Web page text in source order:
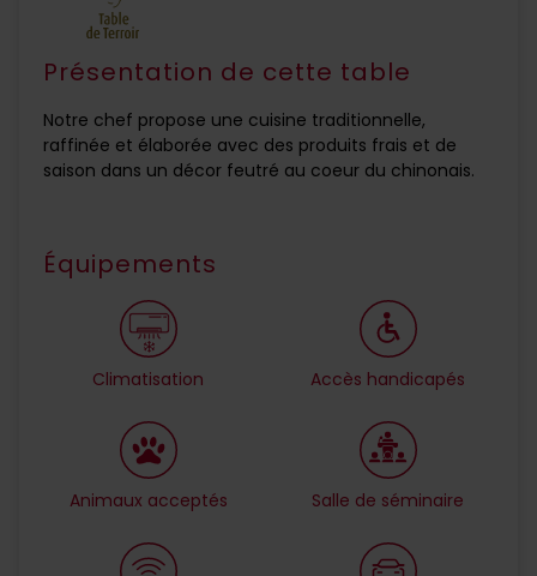
Présentation de cette table
Notre chef propose une cuisine traditionnelle,
raffinée et élaborée avec des produits frais et de
saison dans un décor feutré au coeur du chinonais.
Équipements
Climatisation Accès handicapés
Animaux acceptés Salle de séminaire